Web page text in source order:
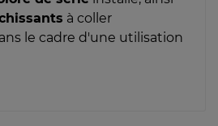
à coller
le cadre d'une utilisation